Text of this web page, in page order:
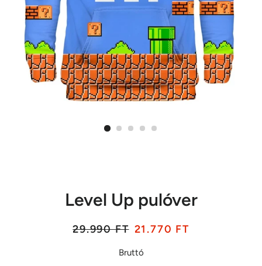
Level Up pulóver
Listaár
29.990 FT Akciós
21.770 FT
Bruttó